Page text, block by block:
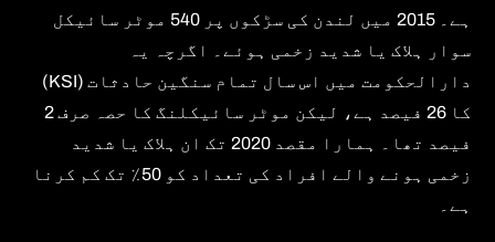
ہے۔ 2015 میں لندن کی سڑکوں پر 540 موٹر سائیکل
سوار ہلاک یا شدید زخمی ہوئے۔ اگرچہ یہ
دارالحکومت میں اس سال تمام سنگین حادثات (KSI)
کا 26 فیصد ہے، لیکن موٹر سائیکلنگ کا حصہ صرف 2
فیصد تھا۔ ہمارا مقصد 2020 تک ان ہلاک یا شدید
زخمی ہونے والے افراد کی تعداد کو 50٪ تک کم کرنا
ہے۔